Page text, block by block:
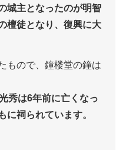
城主となったのが明智
檀徒となり、復興に大
もので、鐘楼堂の鐘は
秀は6年前に亡くなっ
祠られています。